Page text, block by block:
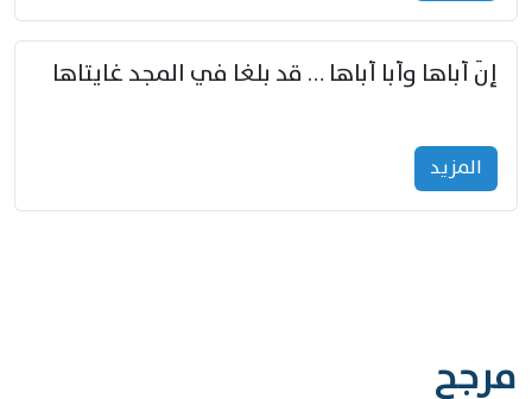
إنّ أباها وأبا أباها … قد بلغا في المجد غايتاها
المزید
مرجح